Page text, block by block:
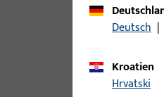
Feuerschutz
Deutsch |
Kroatien
Hrvatski